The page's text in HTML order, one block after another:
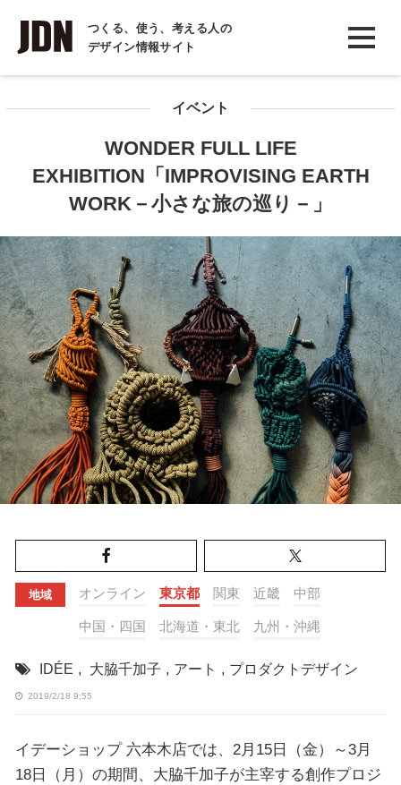
つくる、使う、考える人の
デザイン情報サイト
INTERVIEW
インタビュー
COLUMN
コラム
イベント
WONDER FULL LIFE
EXHIBITION「IMPROVISING EARTH
WORK－小さな旅の巡り－」
地域 オンライン 東京都 関東 近畿 中部
中国・四国 北海道・東北 九州・沖縄
IDÉE , 大脇千加子 , アート , プロダクトデザイン
2019/2/18 9:55
イデーショップ 六本木店では、2月15日（金）～3月
18日（月）の期間、大脇千加子が主宰する創作プロジ